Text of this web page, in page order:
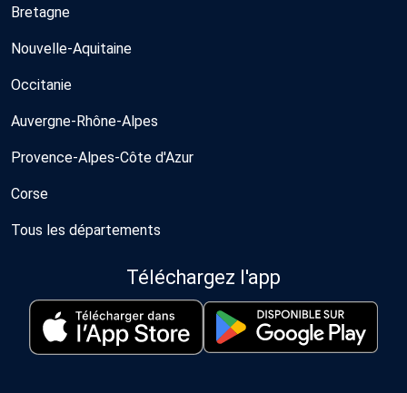
Bretagne
Nouvelle-Aquitaine
Occitanie
Auvergne-Rhône-Alpes
Provence-Alpes-Côte d'Azur
Corse
Tous les départements
Téléchargez l'app